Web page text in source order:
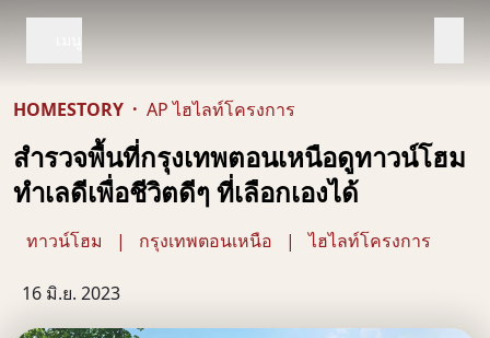
HOMESTORY · AP ไฮไลท์โครงการ
สำรวจพื้นที่กรุงเทพตอนเหนือดูทาวน์โฮม
ทำเลดีเพื่อชีวิตดีๆ ที่เลือกเองได้
ทาวน์โฮม | กรุงเทพตอนเหนือ | ไฮไลท์โครงการ
16 มิ.ย. 2023